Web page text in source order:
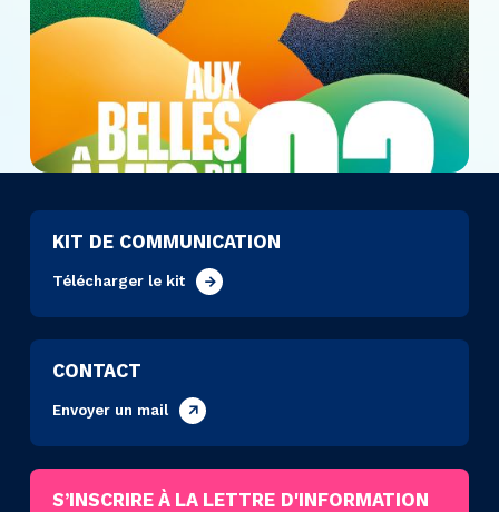
KIT DE COMMUNICATION
Télécharger le kit
CONTACT
Envoyer un mail
S’INSCRIRE À LA LETTRE D'INFORMATION